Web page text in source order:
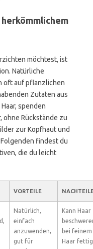
möchtest, ist
Natürliche
oft auf pflanzlichen
Zutaten aus
spenden
ohne Rückstände zu
zur Kopfhaut und
findest du
die du leicht
VORTEILE
Natürlich,
einfach
anzuwenden,
gut für
Kann Haar
bei feinem
Haar fettig